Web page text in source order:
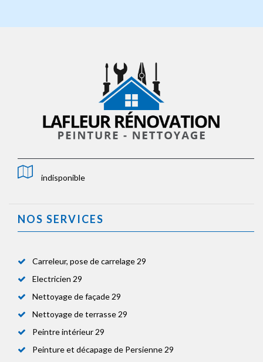
indisponible
NOS SERVICES
Carreleur, pose de carrelage 29
Electricien 29
Nettoyage de façade 29
Nettoyage de terrasse 29
Peintre intérieur 29
Peinture et décapage de Persienne 29